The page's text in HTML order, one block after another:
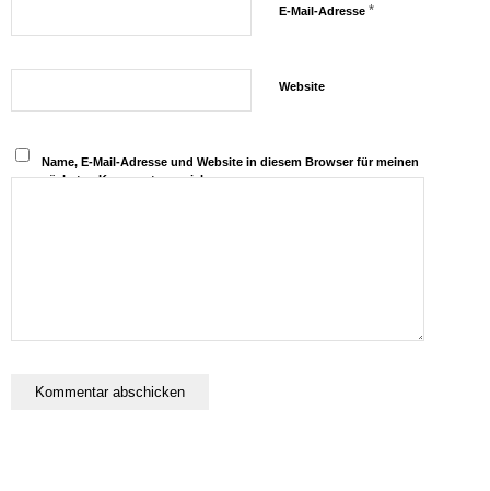
E-Mail-Adresse *
Website
Name, E-Mail-Adresse und Website in diesem Browser für meinen
nächsten Kommentar speichern.